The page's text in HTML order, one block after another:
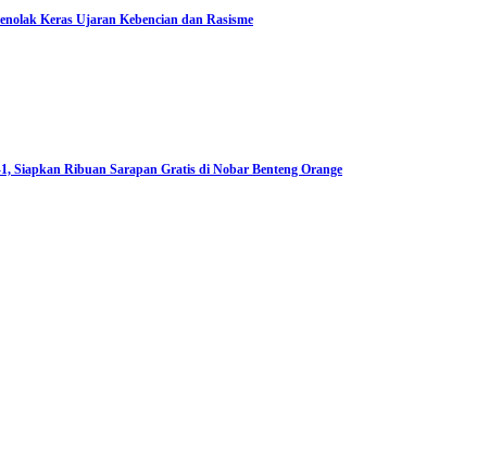
Keras Ujaran Kebencian dan Rasisme
Siapkan Ribuan Sarapan Gratis di Nobar Benteng Orange